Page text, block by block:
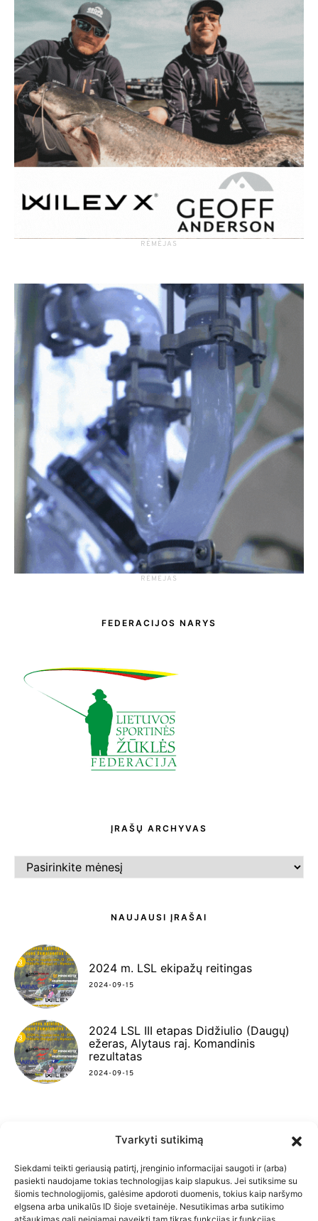
Tvarkyti sutikimą
Siekdami teikti geriausią patirtį, įrenginio informacijai saugoti ir (arba)
pasiekti naudojame tokias technologijas kaip slapukus. Jei sutiksime su
šiomis technologijomis, galėsime apdoroti duomenis, tokius kaip naršymo
elgsena arba unikalūs ID šioje svetainėje. Nesutikimas arba sutikimo
RĖMĖJAS
RĖMĖJAS
FEDERACIJOS NARYS
ĮRAŠŲ ARCHYVAS
ARCHYVAS
NAUJAUSI ĮRAŠAI
2024 m. LSL ekipažų reitingas
2024-09-15
2024 LSL III etapas Didžiulio (Daugų)
ežeras, Alytaus raj. Komandinis
rezultatas
2024-09-15